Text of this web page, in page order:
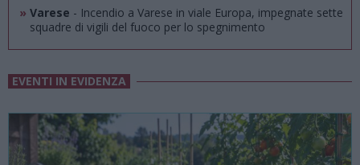
» Varese - Incendio a Varese in viale Europa, impegnate sette
squadre di vigili del fuoco per lo spegnimento
EVENTI IN EVIDENZA